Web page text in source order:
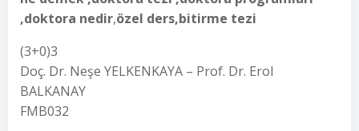
,doktora nedir,özel ders,bitirme tezi
(3+0)3
Doç. Dr. Neşe YELKENKAYA – Prof. Dr. Erol
BALKANAY
FMB032